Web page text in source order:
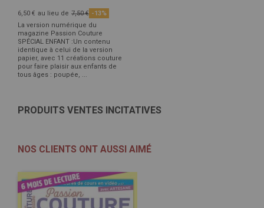
6,50 € au lieu de 7,50 € -13%
La version numérique du
magazine Passion Couture
SPÉCIAL ENFANT :Un contenu
identique à celui de la version
papier, avec 11 créations couture
pour faire plaisir aux enfants de
tous âges : poupée, ...
PRODUITS VENTES INCITATIVES
NOS CLIENTS ONT AUSSI AIMÉ